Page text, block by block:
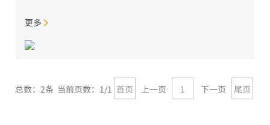
更多
总数：2条 当前页数： 1 /1 首页 上一页 1 下一页 尾页